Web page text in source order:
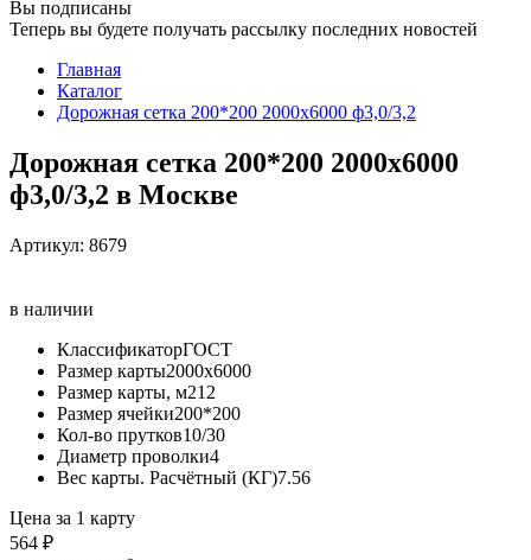
Вы подписаны
Теперь вы будете получать рассылку последних новостей
Главная
Каталог
Дорожная сетка 200*200 2000х6000 ф3,0/3,2
Дорожная сетка 200*200 2000х6000
ф3,0/3,2 в Москве
Артикул: 8679
в наличии
КлассификаторГОСТ
Размер карты2000х6000
Размер карты, м212
Размер ячейки200*200
Кол-во прутков10/30
Диаметр проволки4
Вес карты. Расчётный (КГ)7.56
Цена за 1 карту
564 ₽